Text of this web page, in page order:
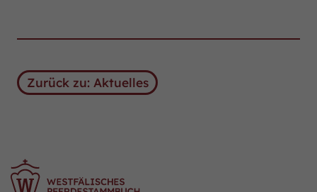
Zurück zu: Aktuelles